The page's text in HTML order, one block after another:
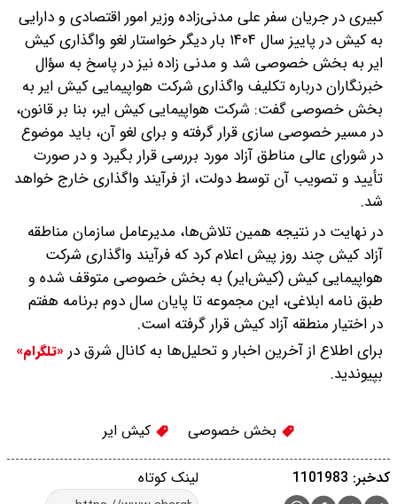
کبیری در جریان سفر علی مدنی‌زاده وزیر امور اقتصادی و دارایی
به کیش در پاییز سال ۱۴۰۴ بار دیگر خواستار لغو واگذاری کیش
ایر به بخش خصوصی شد و مدنی زاده نیز در پاسخ به سؤال
خبرنگاران درباره تکلیف واگذاری شرکت هواپیمایی کیش ایر به
بخش خصوصی گفت: شرکت هواپیمایی کیش ایر، بنا بر قانون،
در مسیر خصوصی سازی قرار گرفته و برای لغو آن، باید موضوع
در شورای عالی مناطق آزاد مورد بررسی قرار بگیرد و در صورت
تأیید و تصویب آن توسط دولت، از فرآیند واگذاری خارج خواهد
شد.
در نهایت در نتیجه همین تلاش‌ها، مدیرعامل سازمان مناطقه
آزاد کیش چند روز پیش اعلام کرد که فرآیند واگذاری شرکت
هواپیمایی کیش (کیش‌ایر) به بخش خصوصی متوقف شده و
طبق نامه‌ ابلاغی، این مجموعه تا پایان سال دوم برنامه هفتم
در اختیار منطقه آزاد کیش قرار گرفته است.
برای اطلاع از آخرین اخبار و تحلیل‌ها به کانال شرق در «تلگرام»
بپیوندید.
بخش خصوصی کیش ایر
لینک کوتاه کدخبر: 1101983